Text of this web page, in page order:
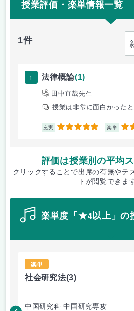
授業評価・楽単情報一覧
1件
1 法律概論(1)
田中直哉先生
授業は非常に面白かった
充実 5 楽単 5
評価は授業別の平均ス
クリックすることで出席の有無やテ
トが閲覧できま
楽単度「★4以上」の
楽単
社会研究法(3)
中国研究科 中国研究専攻